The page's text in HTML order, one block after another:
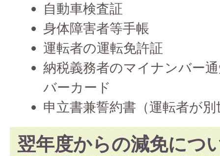
自動車検査証
身体障害者等手帳
運転者の運転免許証
納税義務者のマイナンバー
バーカード
申立書兼誓約書（運転者が
翌年度からの減免につ